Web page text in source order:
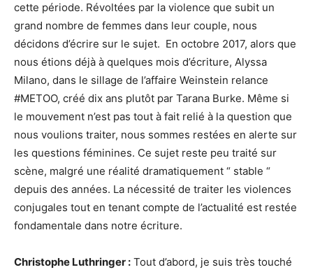
cette période. Révoltées par la violence que subit un
grand nombre de femmes dans leur couple, nous
décidons d’écrire sur le sujet. En octobre 2017, alors que
nous étions déjà à quelques mois d’écriture, Alyssa
Milano, dans le sillage de l’affaire Weinstein relance
#METOO, créé dix ans plutôt par Tarana Burke. Même si
le mouvement n’est pas tout à fait relié à la question que
nous voulions traiter, nous sommes restées en alerte sur
les questions féminines. Ce sujet reste peu traité sur
scène, malgré une réalité dramatiquement “ stable “
depuis des années. La nécessité de traiter les violences
conjugales tout en tenant compte de l’actualité est restée
fondamentale dans notre écriture.
Christophe Luthringer : Tout d’abord, je suis très touché